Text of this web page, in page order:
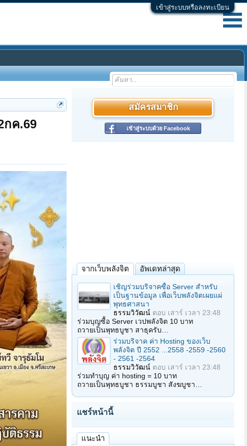
เข้าสู่ระบบหรือลงทะเบียน
กค.69
สมัครสมาชิก
เข้าสู่ระบบด้วย Facebook
จากเว็บพลังจิต อัพเดทล่าสุด
เชิญร่วมบริจาคซื้อ Server สำหรับ
เป็นฐานข้อมูล เพื่อเว็บพลังจิตเผยแผ่
พุทธศาสนา
ธรรมวิวัฒน์ ตอบ เสาร์ เวลา 23:48
ร่วมบุญซื้อ Server เวปพลังจิต 10 บาท
ถวายเป็นพุทธบูชา สาธุครับ…
ร่วมบริจาค ค่า Hosting ของเว็บ
พลังจิต ปี 2552 ...2558 -2559 -2560
- 2561 -2564
ธรรมวิวัฒน์ ตอบ เสาร์ เวลา 23:48
ร่วมทำบุญ ค่า hosting = 10 บาท
ถวายเป็นพุทธบูชา ธรรมบูชา สังฆบูชา…
แชร์หน้านี้
แนะนำ